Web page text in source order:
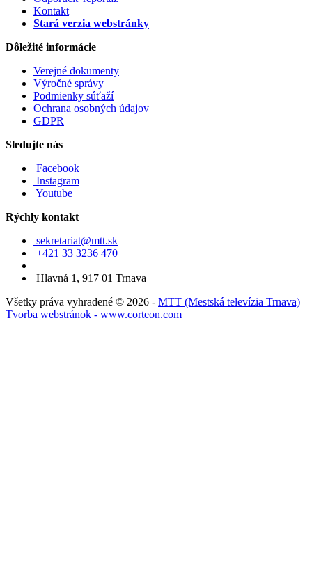
Kontakt
Stará verzia webstránky
Dôležité informácie
Verejné dokumenty
Výročné správy
Podmienky súťaží
Ochrana osobných údajov
GDPR
Sledujte nás
Facebook
Instagram
Youtube
Rýchly kontakt
sekretariat@mtt.sk
+421 33 3236 470
Hlavná 1, 917 01 Trnava
Všetky práva vyhradené © 2026 - MTT (Mestská televízia Trnava)
Tvorba webstránok - www.corteon.com